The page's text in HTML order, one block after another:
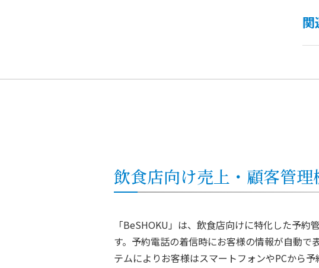
関
飲食店向け売上・顧客管理
「BeSHOKU」は、飲食店向けに特化した予
す。予約電話の着信時にお客様の情報が自動で
テムによりお客様はスマートフォンやPCから予